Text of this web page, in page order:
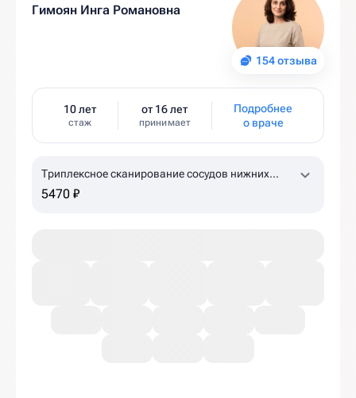
154 отзыва
Гимоян Инга Романовна
10 лет
стаж
от 16 лет
принимает
Подробнее
о враче
Триплексное сканирование сосудов нижних
конечностей
5470 ₽